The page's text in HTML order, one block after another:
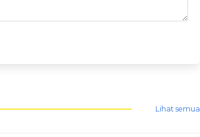
Lihat semua